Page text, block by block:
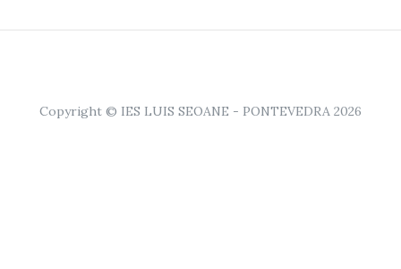
Copyright © IES LUIS SEOANE - PONTEVEDRA 2026